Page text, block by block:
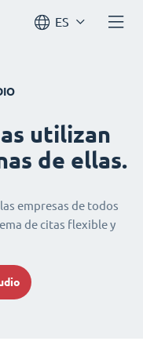
ES
utilizan
de ellas.
empresas de todos
de citas flexible y